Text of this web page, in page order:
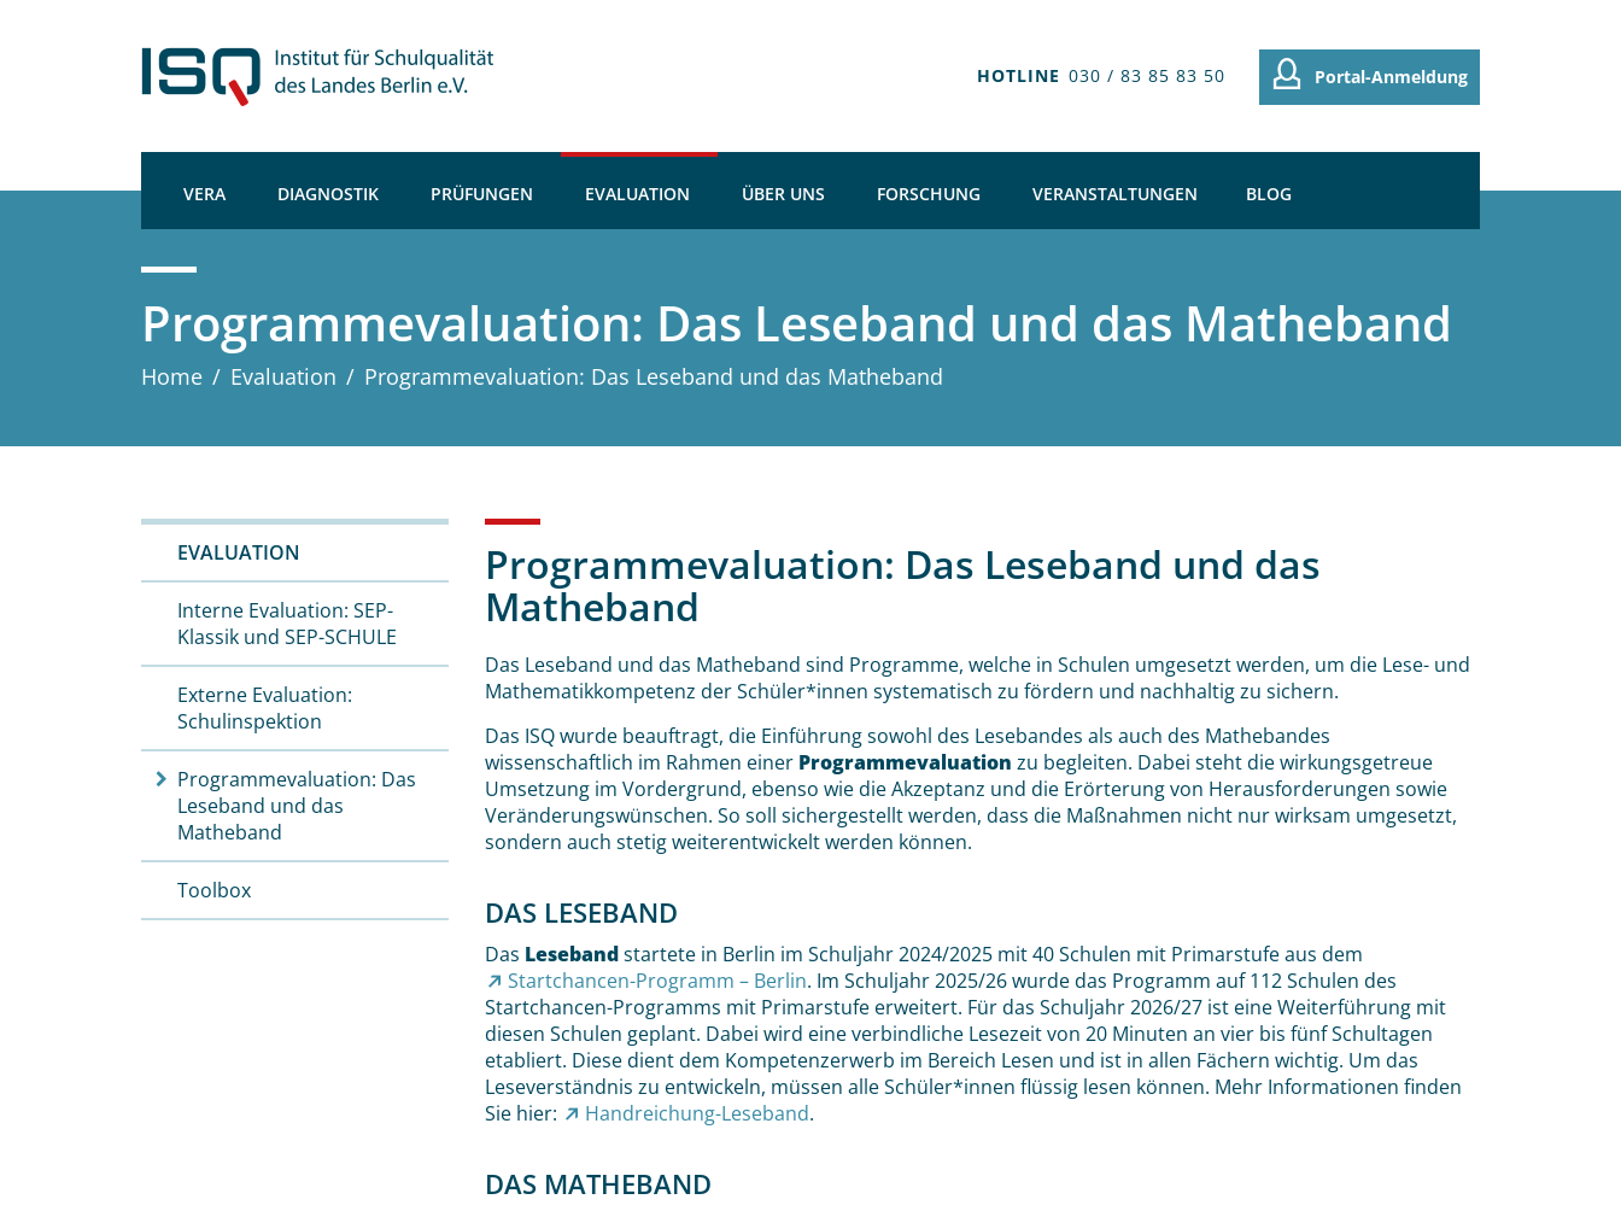
Portal-Anmeldung
HOTLINE 030 / 83 85 83 50
VERA DIAGNOSTIK PRÜFUNGEN EVALUATION ÜBER UNS FORSCHUNG VERANSTALTUNGEN BLOG
Programmevaluation: Das Leseband und das Matheband
Home / Evaluation / Programmevaluation: Das Leseband und das Matheband
EVALUATION
Interne Evaluation: SEP-
Klassik und SEP-SCHULE
Externe Evaluation:
Schulinspektion
Programmevaluation: Das
Leseband und das
Matheband
Toolbox
Programmevaluation: Das Leseband und das
Matheband
Das Leseband und das Matheband sind Programme, welche in Schulen umgesetzt werden, um die Lese- und
Mathematikkompetenz der Schüler*innen systematisch zu fördern und nachhaltig zu sichern.
Das ISQ wurde beauftragt, die Einführung sowohl des Lesebandes als auch des Mathebandes
wissenschaftlich im Rahmen einer Programmevaluation zu begleiten. Dabei steht die wirkungsgetreue
Umsetzung im Vordergrund, ebenso wie die Akzeptanz und die Erörterung von Herausforderungen sowie
Veränderungswünschen. So soll sichergestellt werden, dass die Maßnahmen nicht nur wirksam umgesetzt,
sondern auch stetig weiterentwickelt werden können.
DAS LESEBAND
Das Lesebandstartete in Berlin im Schuljahr 2024/2025 mit 40 Schulen mit Primarstufe aus dem
Startchancen-Programm – Berlin. Im Schuljahr 2025/26 wurde das Programm auf 112 Schulen des
Startchancen-Programms mit Primarstufe erweitert. Für das Schuljahr 2026/27 ist eine Weiterführung mit
diesen Schulen geplant. Dabei wird eine verbindliche Lesezeit von 20 Minuten an vier bis fünf Schultagen
etabliert. Diese dient dem Kompetenzerwerb im Bereich Lesen und ist in allen Fächern wichtig. Um das
Leseverständnis zu entwickeln, müssen alle Schüler*innen flüssig lesen können. Mehr Informationen finden
Sie hier:
Handreichung-Leseband.
DAS MATHEBAND